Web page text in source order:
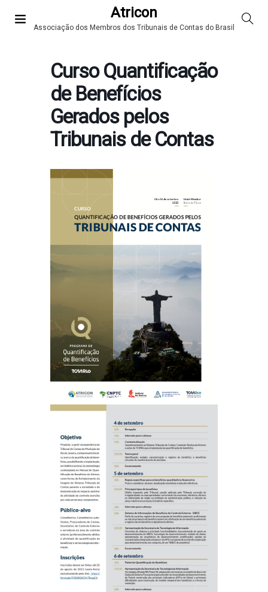
Atricon
Associação dos Membros dos Tribunais de Contas do Brasil
Curso Quantificação
de Benefícios
Gerados pelos
Tribunais de Contas